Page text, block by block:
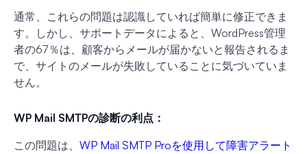
通常、これらの問題は認識していれば簡単に修正できま
す。しかし、サポートデータによると、WordPress管理
者の67％は、顧客からメールが届かないと報告されるま
で、サイトのメールが失敗していることに気づいていま
せん。
WP Mail SMTPの診断の利点：
この問題は、 WP Mail SMTP Proを使用して障害アラート